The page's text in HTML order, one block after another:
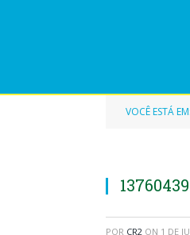
VOCÊ ESTÁ EM:
POR CR2 ON 1 DE